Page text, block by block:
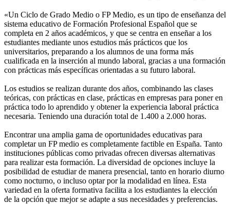
«Un Ciclo de Grado Medio o FP Medio, es un tipo de enseñanza del
sistema educativo de Formación Profesional Español que se
completa en 2 años académicos, y que se centra en enseñar a los
estudiantes mediante unos estudios más prácticos que los
universitarios, preparando a los alumnos de una forma más
cualificada en la inserción al mundo laboral, gracias a una formación
con prácticas más específicas orientadas a su futuro laboral.
Los estudios se realizan durante dos años, combinando las clases
teóricas, con prácticas en clase, prácticas en empresas para poner en
práctica todo lo aprendido y obtener la experiencia laboral práctica
necesaria. Teniendo una duración total de 1.400 a 2.000 horas.
Encontrar una amplia gama de oportunidades educativas para
completar un FP medio es completamente factible en España. Tanto
instituciones públicas como privadas ofrecen diversas alternativas
para realizar esta formación. La diversidad de opciones incluye la
posibilidad de estudiar de manera presencial, tanto en horario diurno
como nocturno, o incluso optar por la modalidad en línea. Esta
variedad en la oferta formativa facilita a los estudiantes la elección
de la opción que mejor se adapte a sus necesidades y preferencias.